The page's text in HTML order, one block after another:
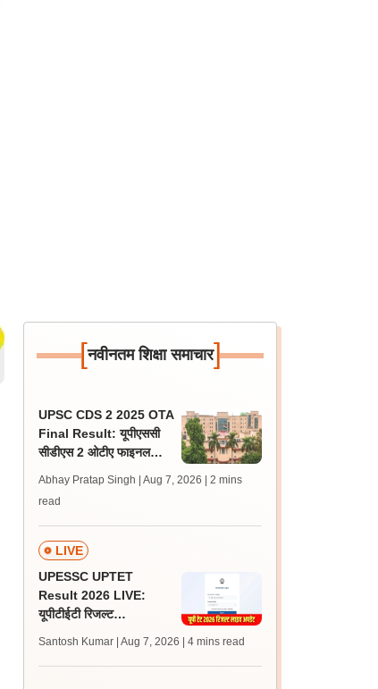
[नवीनतम शिक्षा समाचार]
UPSC CDS 2 2025 OTA
Final Result: यूपीएससी
सीडीएस 2 ओटीए फाइनल
जारी, 483 कैंडिडेट चयनित
Abhay Pratap Singh | Aug 7, 2026
| 2 mins
read
LIVE
UPESSC UPTET
Result 2026 LIVE:
यूपीटीईटी रिजल्ट
जल्द, जानें लेटेस्ट अपडेट,
पासिंग मार्क्स
Santosh Kumar | Aug 7, 2026 | 4 mins read